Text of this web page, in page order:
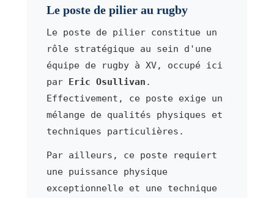
Le poste de pilier au rugby
Le poste de pilier constitue un
rôle stratégique au sein d'une
équipe de rugby à XV, occupé ici
par
Eric Osullivan .
Effectivement, ce poste exige un
mélange de qualités physiques et
techniques particulières.
Par ailleurs, ce poste requiert
une puissance physique
exceptionnelle et une technique